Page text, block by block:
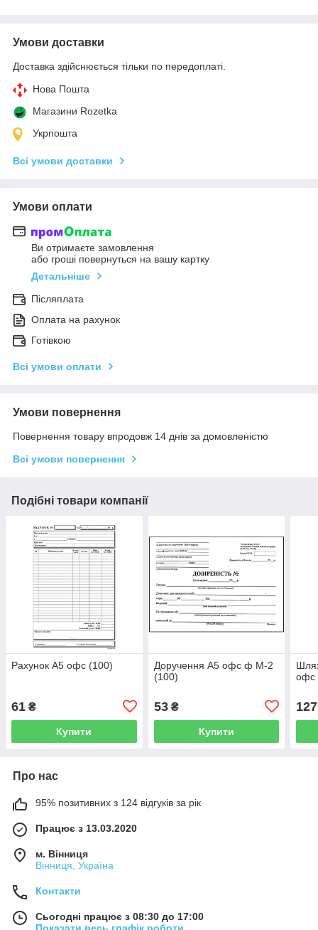
Умови доставки
Доставка здійснюється тільки по передоплаті.
Нова Пошта
Магазини Rozetka
Укрпошта
Всі умови доставки
Умови оплати
Ви отримаєте замовлення
або гроші повернуться на вашу картку
Детальніше
Післяплата
Оплата на рахунок
Готівкою
Всі умови оплати
Умови повернення
Повернення товару впродовж 14 днів за домовленістю
Всі умови повернення
Подібні товари компанії
Рахунок А5 офс (100)
61 ₴
Купити
Доручення А5 офс ф М-2
(100)
53₴
Купити
офс
127
Про нас
95% позитивних з 124 відгуків за рік
Працює з 13.03.2020
м. Вінниця
Вінниця, Україна
Контакти
Сьогодні працює з 08:30 до 17:00